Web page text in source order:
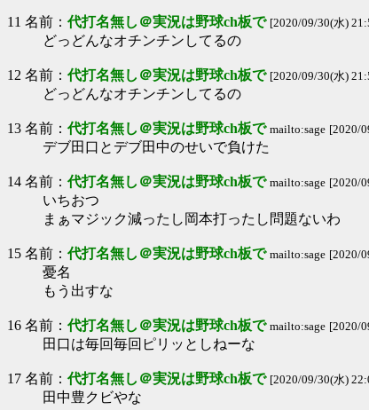
11 名前： 代打名無し＠実況は野球ch板で [2020/09/30(水)
どっどんなオチンチンしてるの
12 名前： 代打名無し＠実況は野球ch板で [2020/09/30(水)
どっどんなオチンチンしてるの
13 名前： 代打名無し＠実況は野球ch板で mailto:sage [2020/
デブ田口とデブ田中のせいで負けた
14 名前： 代打名無し＠実況は野球ch板で mailto:sage [2020/
いちおつ
まぁマジック減ったし岡本打ったし問題ないわ
15 名前： 代打名無し＠実況は野球ch板で mailto:sage [2020/
憂名
もう出すな
16 名前： 代打名無し＠実況は野球ch板で mailto:sage [2020/
田口は毎回毎回ピリッとしねーな
17 名前： 代打名無し＠実況は野球ch板で [2020/09/30(水)
田中豊クビやな